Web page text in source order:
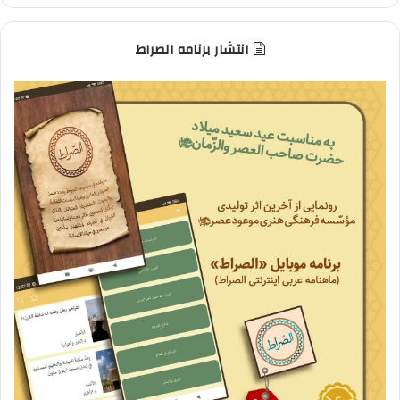
انتشار برنامه الصراط